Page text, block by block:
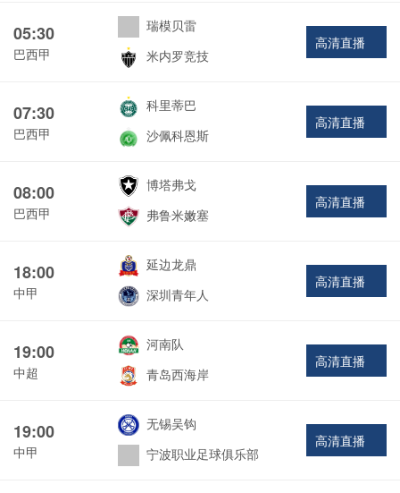
05:30
巴西甲
瑞模贝雷
米内罗竞技
高清直播
07:30
巴西甲
科里蒂巴
沙佩科恩斯
高清直播
08:00
巴西甲
博塔弗戈
弗鲁米嫩塞
高清直播
18:00
中甲
延边龙鼎
深圳青年人
高清直播
19:00
中超
河南队
青岛西海岸
高清直播
19:00
中甲
无锡吴钩
宁波职业足球俱乐部
高清直播